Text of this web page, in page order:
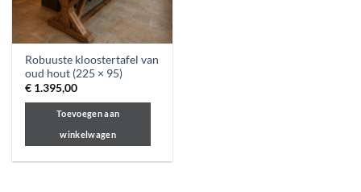
Robuuste kloostertafel van
oud hout (225 × 95)
€ 1.395,00
Toevoegen aan
winkelwagen